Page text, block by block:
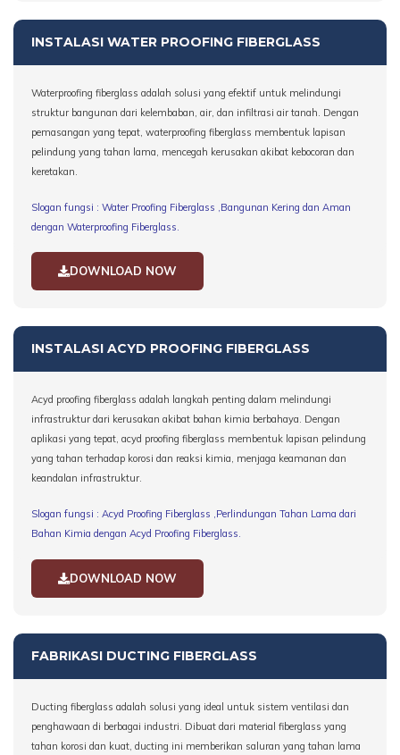
INSTALASI WATER PROOFING FIBERGLASS
Waterproofing fiberglass adalah solusi yang efektif untuk melindungi
struktur bangunan dari kelembaban, air, dan infiltrasi air tanah. Dengan
pemasangan yang tepat, waterproofing fiberglass membentuk lapisan
pelindung yang tahan lama, mencegah kerusakan akibat kebocoran dan
keretakan.
Slogan fungsi : Water Proofing Fiberglass ,Bangunan Kering dan Aman
dengan Waterproofing Fiberglass.
DOWNLOAD NOW
INSTALASI ACYD PROOFING FIBERGLASS
Acyd proofing fiberglass adalah langkah penting dalam melindungi
infrastruktur dari kerusakan akibat bahan kimia berbahaya. Dengan
aplikasi yang tepat, acyd proofing fiberglass membentuk lapisan pelindung
yang tahan terhadap korosi dan reaksi kimia, menjaga keamanan dan
keandalan infrastruktur.
Slogan fungsi : Acyd Proofing Fiberglass ,Perlindungan Tahan Lama dari
Bahan Kimia dengan Acyd Proofing Fiberglass.
DOWNLOAD NOW
FABRIKASI DUCTING FIBERGLASS
Ducting fiberglass adalah solusi yang ideal untuk sistem ventilasi dan
penghawaan di berbagai industri. Dibuat dari material fiberglass yang
tahan korosi dan kuat, ducting ini memberikan saluran yang tahan lama